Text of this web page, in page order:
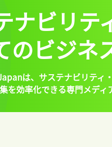
ナビリテ
のビジネ
は、 サステナビリティ
を効率化できる専門メディ